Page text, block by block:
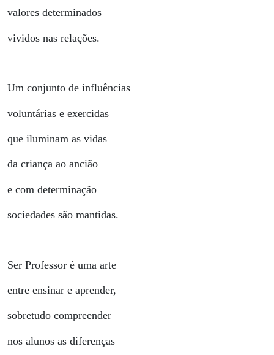
valores determinados
vividos nas relações.
Um conjunto de influências
voluntárias e exercidas
que iluminam as vidas
da criança ao ancião
e com determinação
sociedades são mantidas.
Ser Professor é uma arte
entre ensinar e aprender,
sobretudo compreender
nos alunos as diferenças